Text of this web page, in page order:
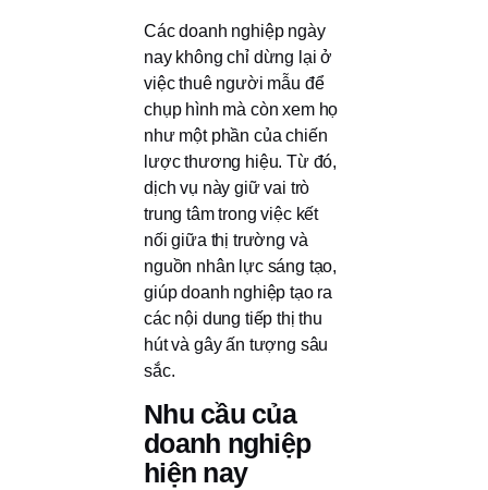
Các doanh nghiệp ngày
nay không chỉ dừng lại ở
việc thuê người mẫu để
chụp hình mà còn xem họ
như một phần của chiến
lược thương hiệu. Từ đó,
dịch vụ này giữ vai trò
trung tâm trong việc kết
nối giữa thị trường và
nguồn nhân lực sáng tạo,
giúp doanh nghiệp tạo ra
các nội dung tiếp thị thu
hút và gây ấn tượng sâu
sắc.
Nhu cầu của
doanh nghiệp
hiện nay